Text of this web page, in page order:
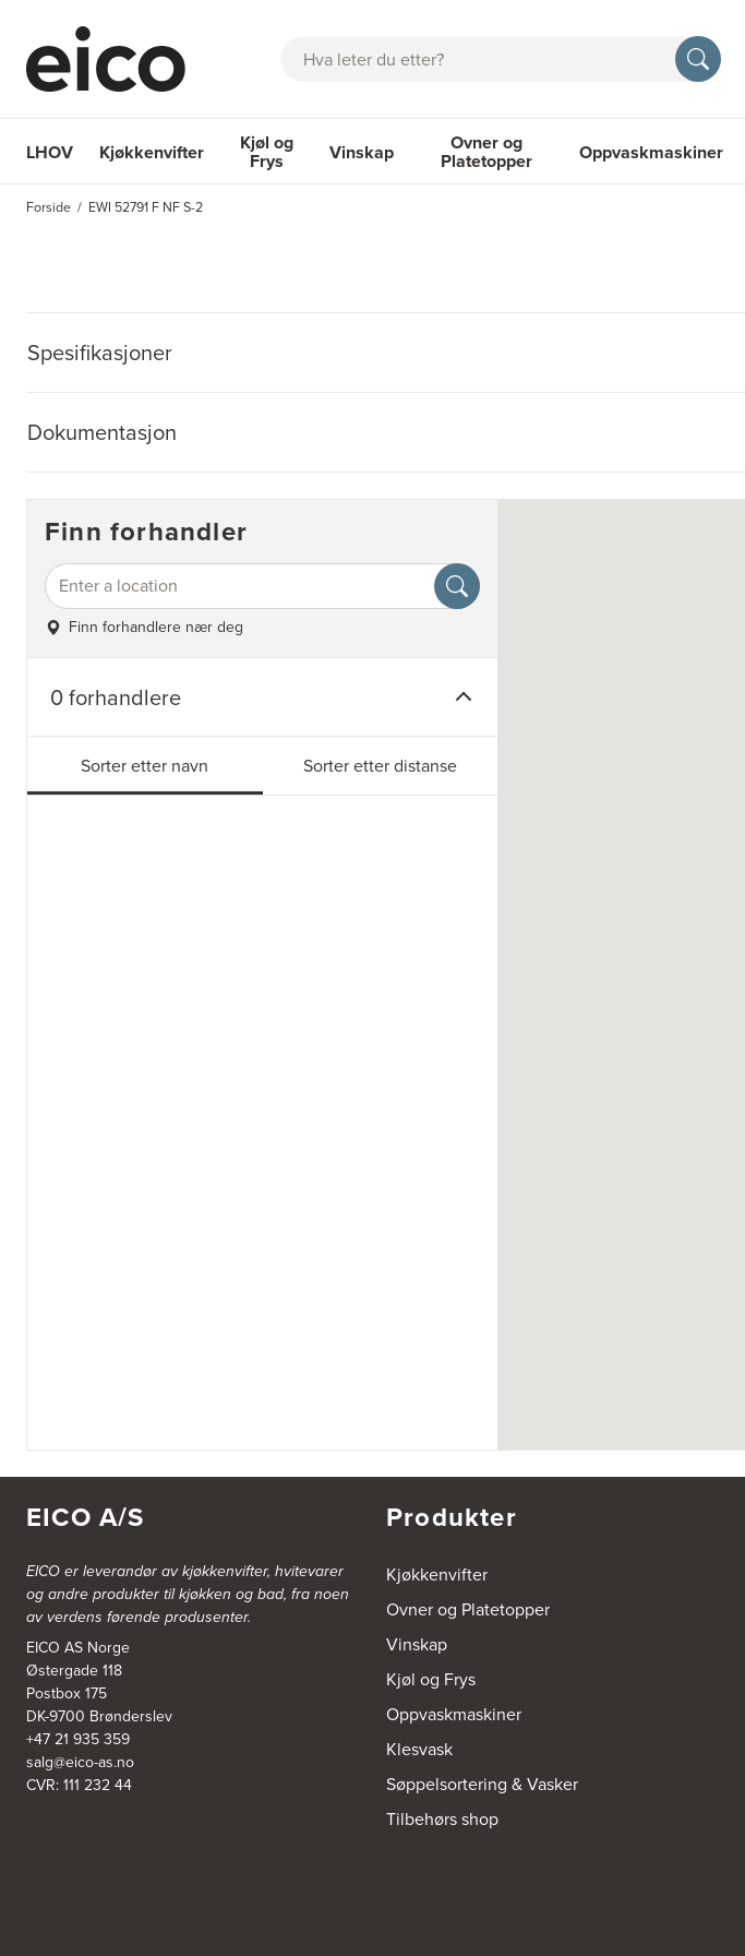
Søk
LHOV Kjøkkenvifter
Kjøkkenvifter
Kjøl og
Frys Vinskap Ovner og
Platetopper Oppvaskmaskiner
Forside EWI 52791 F NF S-2
Spesifikasjoner
Dokumentasjon
Finn forhandler
Finn forhandlere nær deg
0 forhandlere
Sorter etter navn Sorter etter distanse
EICO A/S
EICO er leverandør av kjøkkenvifter, hvitevarer
og andre produkter til kjøkken og bad, fra noen
av verdens førende produsenter.
EICO AS Norge
Østergade 118
Postbox 175
DK-9700 Brønderslev
+47 21 935 359
salg@eico-as.no
CVR: 111 232 44
Produkter
Kjøkkenvifter
Ovner og Platetopper
Vinskap
Kjøl og Frys
Oppvaskmaskiner
Klesvask
Søppelsortering & Vasker
Tilbehørs shop